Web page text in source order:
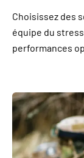
Choisissez des
équipe du
performances